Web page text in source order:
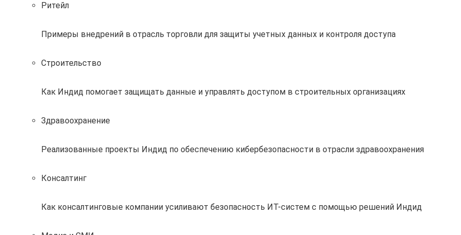
Ритейл
Примеры внедрений в отрасль торговли для защиты учетных данных и контроля доступа
Строительство
Как Индид помогает защищать данные и управлять доступом в строительных организациях
Здравоохранение
Реализованные проекты Индид по обеспечению кибербезопасности в отрасли здравоохранения
Консалтинг
Как консалтинговые компании усиливают безопасность ИТ-систем с помощью решений Индид